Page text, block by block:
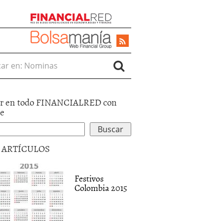
en:
en todo FINANCIALRED con
ARTÍCULOS
Festivos
Colombia 2015